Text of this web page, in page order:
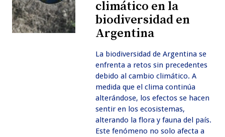
climático en la
biodiversidad en
Argentina
La biodiversidad de Argentina se
enfrenta a retos sin precedentes
debido al cambio climático. A
medida que el clima continúa
alterándose, los efectos se hacen
sentir en los ecosistemas,
alterando la flora y fauna del país.
Este fenómeno no solo afecta a